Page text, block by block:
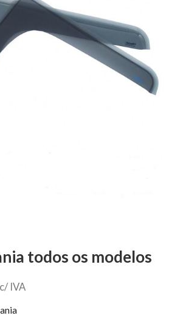
todos os modelos
c/ IVA